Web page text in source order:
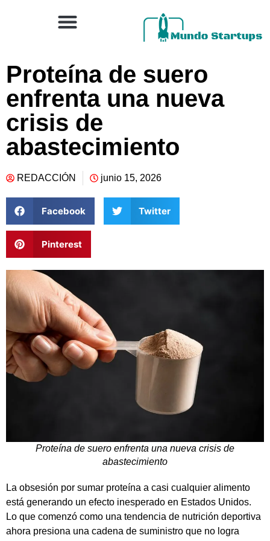
Proteína de suero
enfrenta una nueva
crisis de
abastecimiento
REDACCIÓN junio 15, 2026
Facebook Twitter
Pinterest
Proteína de suero enfrenta una nueva crisis de
abastecimiento
La obsesión por sumar proteína a casi cualquier alimento
está generando un efecto inesperado en Estados Unidos.
Lo que comenzó como una tendencia de nutrición deportiva
ahora presiona una cadena de suministro que no logra